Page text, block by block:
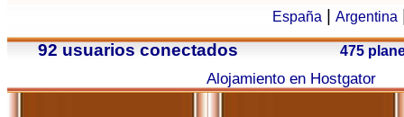
España
Argentina
92 usuarios conectados
475
Alojamiento en Hostgator